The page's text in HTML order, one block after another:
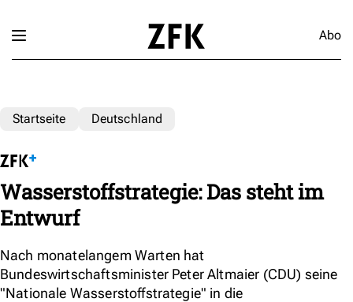
Abo
Startseite Deutschland
Wasserstoffstrategie: Das steht im
Entwurf
Nach monatelangem Warten hat
Bundeswirtschaftsminister Peter Altmaier (CDU) seine
"Nationale Wasserstoffstrategie" in die